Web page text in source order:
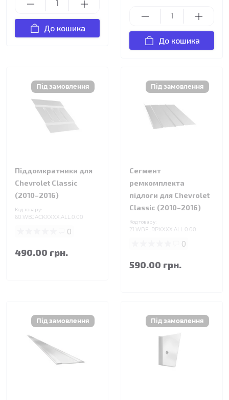
До кошика
До кошика
Піддомкратники для
Chevrolet Classic
(2010–2016)
Код товару:
60.WBJACKXXXX.ALL.0.00
0
490.00 грн.
Сегмент
ремкомплекта
підлоги для Chevrolet
Classic (2010–2016)
Код товару:
21.WBFLRPXXXX.ALL.0.00
0
590.00 грн.